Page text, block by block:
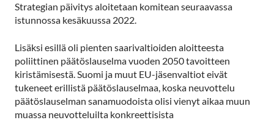
Strategian päivitys aloitetaan komitean seuraavassa
istunnossa kesäkuussa 2022.
Lisäksi esillä oli pienten saarivaltioiden aloitteesta
poliittinen päätöslauselma vuoden 2050 tavoitteen
kiristämisestä. Suomi ja muut EU-jäsenvaltiot eivät
tukeneet erillistä päätöslauselmaa, koska neuvottelu
päätöslauselman sanamuodoista olisi vienyt aikaa muun
muassa neuvotteluilta konkreettisista